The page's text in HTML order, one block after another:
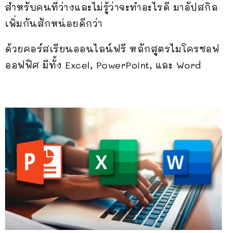
สำหรับคนที่ว่างและไม่รู้ว่าจะทำอะไรดี มาอัปสกิล
เพิ่มกันสักหน่อยดีกว่า
ด้วยคอร์สเรียนออนไลน์ฟรี หลักสูตรไมโครซอฟ
ออฟฟิศ มีทั้ง Excel, PowerPoint, และ Word